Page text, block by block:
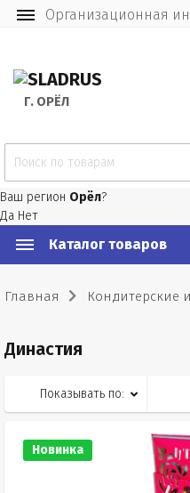
Организационная
Г. ОРЁЛ
Ваш регион Орёл?
Да Нет
Каталог товаров
Главная Кондитерские
Династия
Показывать по:
Новинка